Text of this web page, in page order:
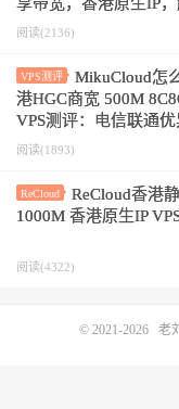
阅读(2136)
VPS测评
MikuCloud怎
港HGC商宽 500M
VPS测评：电信联通
媒体
阅读(1893)
ReCloud
ReCloud香港
1000M 香港原生IP
阅读(4322)
© 2021-2026 老